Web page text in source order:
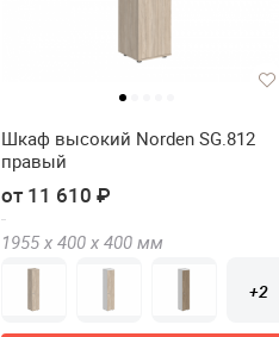
Шкаф высокий Norden SG.812
правый
от 11 610 ₽
1955 х 400 х 400 мм
+2